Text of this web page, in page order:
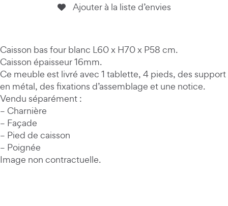
Ajouter à la liste d’envies
Caisson bas four blanc L60 x H70 x P58 cm.
Caisson épaisseur 16mm.
Ce meuble est livré avec 1 tablette, 4 pieds, des support
en métal, des fixations d’assemblage et une notice.
Vendu séparément :
– Charnière
– Façade
– Pied de caisson
– Poignée
Image non contractuelle.